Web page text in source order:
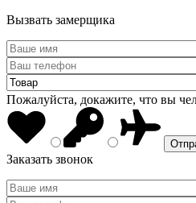
Вызвать замерщика
Пожалуйста, докажите, что вы
Заказать звонок